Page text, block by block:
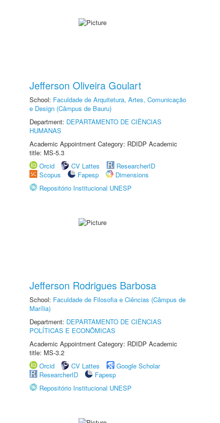
Jefferson Oliveira Goulart
School: Faculdade de Arquitetura, Artes, Comunicação
e Design (Câmpus de Bauru)
Department: DEPARTAMENTO DE CIÊNCIAS
HUMANAS
Academic Appointment Category: RDIDP Academic
title: MS-5.3
Orcid
CV Lattes
ResearcherID
Scopus
Fapesp
Dimensions
Repositório Institucional UNESP
Jefferson Rodrigues Barbosa
School: Faculdade de Filosofia e Ciências (Câmpus de
Marília)
Department: DEPARTAMENTO DE CIÊNCIAS
POLÍTICAS E ECONÔMICAS
Academic Appointment Category: RDIDP Academic
title: MS-3.2
Orcid
CV Lattes
Google Scholar
ResearcherID
Fapesp
Repositório Institucional UNESP